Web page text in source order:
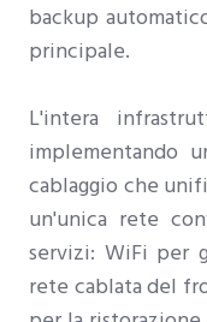
backup
principale.
L'intera
implementando
cablaggio che
un'unica rete
servizi: WiFi per
rete cablata del